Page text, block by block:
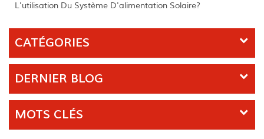
L'utilisation Du Système D'alimentation Solaire?
CATÉGORIES
DERNIER BLOG
MOTS CLÉS